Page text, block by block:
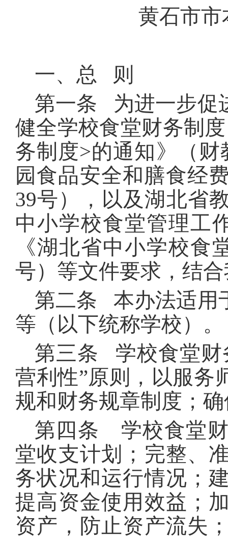
黄石市
一、总 则
第一条 为进一步促
健全学校食堂财务制
务制度>的通知》（财
园食品安全和膳食经
39号），以及湖北省
中小学校食堂管理工
《湖北省中小学校食
号）等文件要求，结
第二条 本办法适用
等（以下统称学校）。
第三条 学校食堂财
营利性”原则，以服务
规和财务规章制度；
第四条 学校食堂财
堂收支计划；完整、
务状况和运行情况；
提高资金使用效益；
资产，防止资产流失